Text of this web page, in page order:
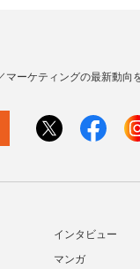
ーケティングの最新動向
インタビュー
マンガ